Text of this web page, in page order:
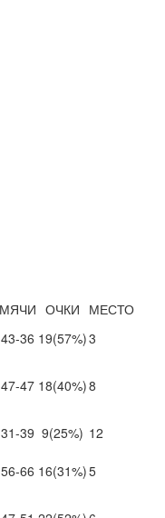
МЯЧИ ОЧКИ МЕСТО
43-36 19(57%)3
47-47 18(40%)8
31-39 9(25%) 12
56-66 16(31%)5